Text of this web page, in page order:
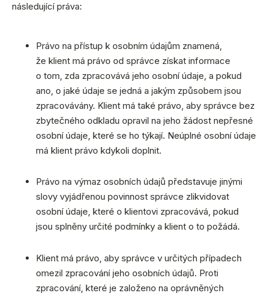
následující práva:
Právo na přístup k osobním údajům znamená,
že klient má právo od správce získat informace
o tom, zda zpracovává jeho osobní údaje, a pokud
ano, o jaké údaje se jedná a jakým způsobem jsou
zpracovávány. Klient má také právo, aby správce bez
zbytečného odkladu opravil na jeho žádost nepřesné
osobní údaje, které se ho týkají. Neúplné osobní údaje
má klient právo kdykoli doplnit.
Právo na výmaz osobních údajů představuje jinými
slovy vyjádřenou povinnost správce zlikvidovat
osobní údaje, které o klientovi zpracovává, pokud
jsou splněny určité podmínky a klient o to požádá.
Klient má právo, aby správce v určitých případech
omezil zpracování jeho osobních údajů. Proti
zpracování, které je založeno na oprávněných